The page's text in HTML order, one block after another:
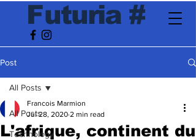
Futuria #
Post
All Posts
Technology
All Posts
L'afrique, continent du
Francois Marmion
Jul 28, 2020 2 min read